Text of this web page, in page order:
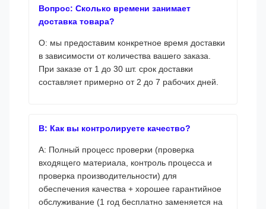
Вопрос: Сколько времени занимает
доставка товара?
О: мы предоставим конкретное время доставки
в зависимости от количества вашего заказа.
При заказе от 1 до 30 шт. срок доставки
составляет примерно от 2 до 7 рабочих дней.
В: Как вы контролируете качество?
A: Полный процесс проверки (проверка
входящего материала, контроль процесса и
проверка производительности) для
обеспечения качества + хорошее гарантийное
обслуживание (1 год бесплатно заменяется на